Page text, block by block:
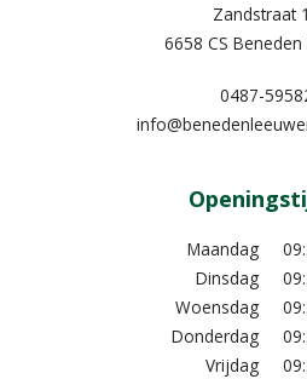
Zandstraat
6658 CS
0487-
Maandag
Dinsdag
Woensdag
Donderdag
Vrijdag